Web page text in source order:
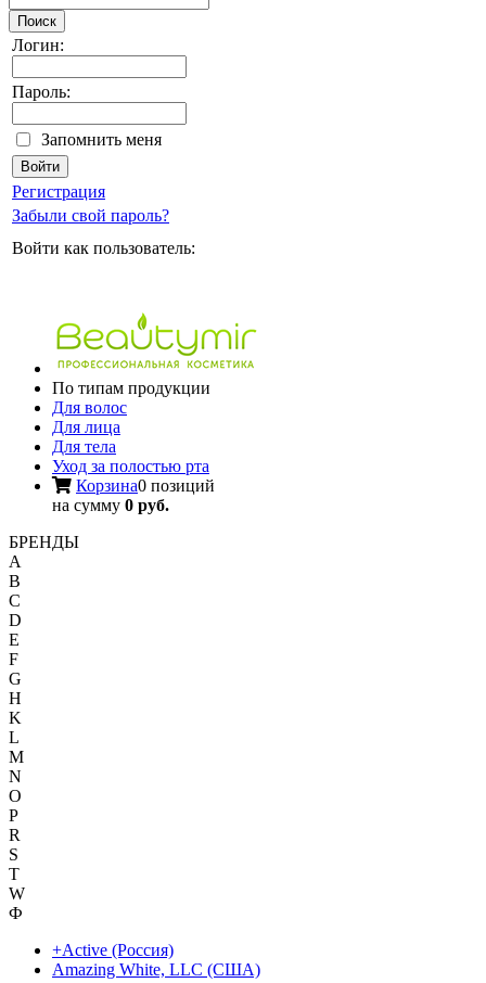
Поиск
Логин:
Пароль:
Запомнить меня
Регистрация
Забыли свой пароль?
Войти как пользователь:
По типам продукции
Для волос
Для лица
Для тела
Уход за полостью рта
Корзина0 позиций
на сумму 0 руб.
БРЕНДЫ
A
B
C
D
E
F
G
H
K
L
M
N
O
P
R
S
T
W
Ф
+Active (Россия)
Amazing White, LLC (США)